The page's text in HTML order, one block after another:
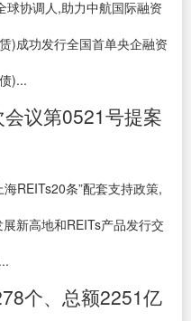
球协调人,助力中航国际融资
)成功发行全国首单央企融资
)...
议第0521号提案
REITs20条”配套支持政策,
新高地和REITs产品发行交
个、总额2251亿